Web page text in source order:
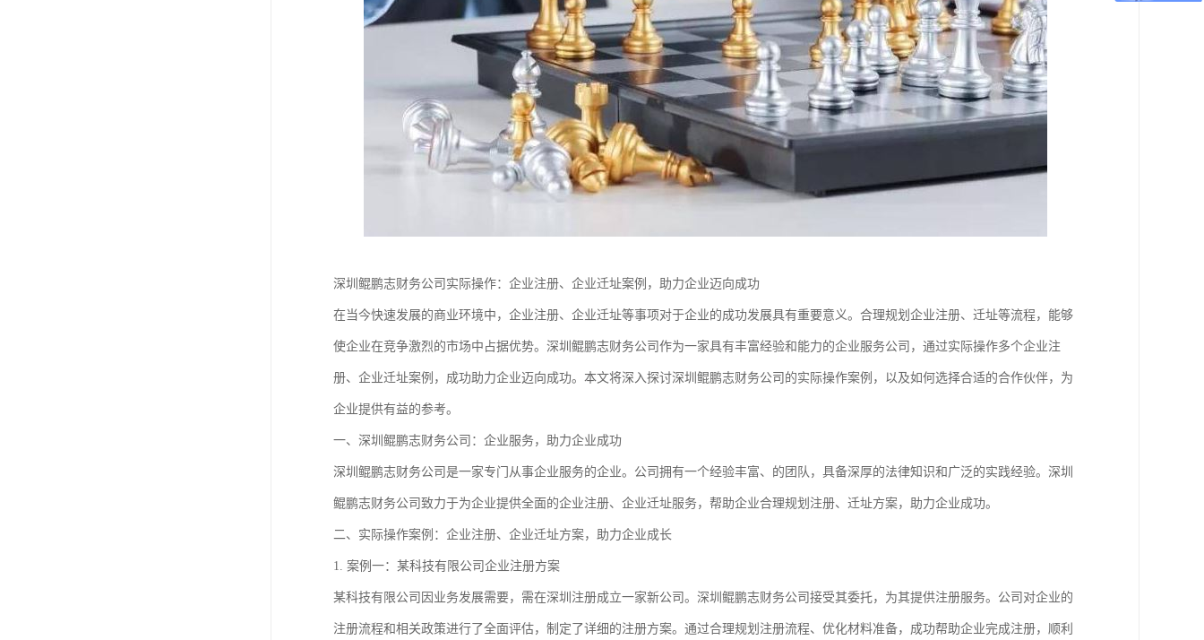
深圳鲲鹏志财务公司实际操作：企业注册、企业迁址案例，助力企业迈向成功
在当今快速发展的商业环境中，企业注册、企业迁址等事项对于企业的成功发展具有重要意义。合理规划企业注册、迁址等流程，能够
使企业在竞争激烈的市场中占据优势。深圳鲲鹏志财务公司作为一家具有丰富经验和能力的企业服务公司，通过实际操作多个企业注
册、企业迁址案例，成功助力企业迈向成功。本文将深入探讨深圳鲲鹏志财务公司的实际操作案例，以及如何选择合适的合作伙伴，为
企业提供有益的参考。
一、深圳鲲鹏志财务公司：企业服务，助力企业成功
深圳鲲鹏志财务公司是一家专门从事企业服务的企业。公司拥有一个经验丰富、的团队，具备深厚的法律知识和广泛的实践经验。深圳
鲲鹏志财务公司致力于为企业提供全面的企业注册、企业迁址服务，帮助企业合理规划注册、迁址方案，助力企业成功。
二、实际操作案例：企业注册、企业迁址方案，助力企业成长
1. 案例一：某科技有限公司企业注册方案
某科技有限公司因业务发展需要，需在深圳注册成立一家新公司。深圳鲲鹏志财务公司接受其委托，为其提供注册服务。公司对企业的
注册流程和相关政策进行了全面评估，制定了详细的注册方案。通过合理规划注册流程、优化材料准备，成功帮助企业完成注册，顺利